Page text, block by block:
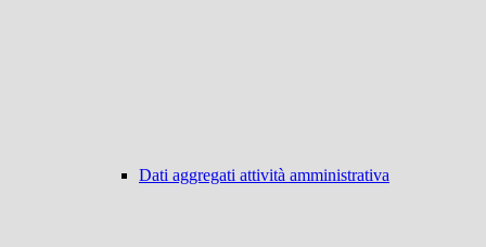
Dati aggregati attività amministrativa